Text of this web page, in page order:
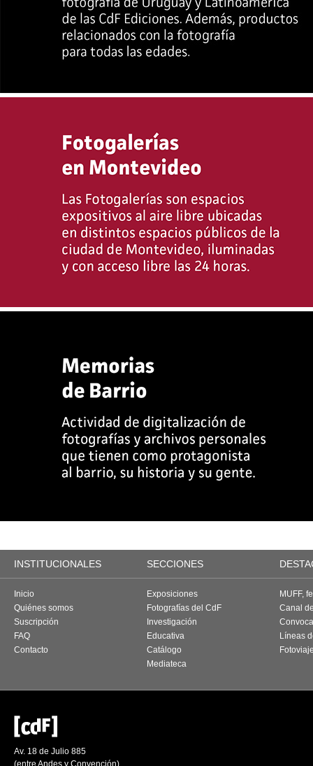
INSTITUCIONALES SECCIONES
Inicio
Quiénes somos
Suscripción
FAQ
Contacto
Exposiciones
Fotografías del CdF
Investigación
Educativa
Catálogo
Mediateca
MUFF,
Canal
Líneas
Av. 18 de Julio 885
(entre Andes y Convención)